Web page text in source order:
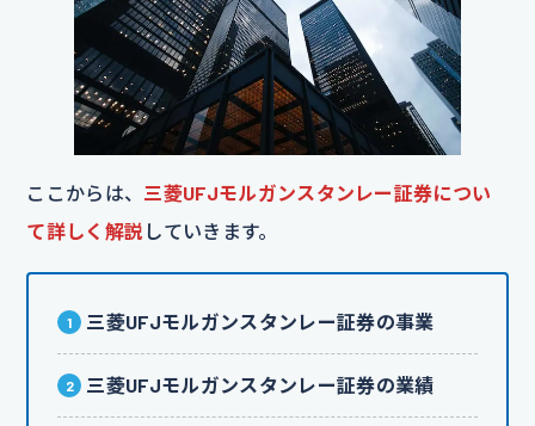
ここからは、 三菱UFJモルガンスタンレー証券につい
て詳しく解説 していきます。
三菱UFJモルガンスタンレー証券の事業
三菱UFJモルガンスタンレー証券の業績